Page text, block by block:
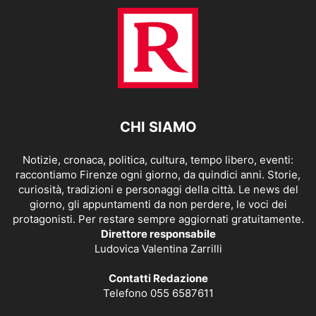
CHI SIAMO
Notizie, cronaca, politica, cultura, tempo libero, eventi:
raccontiamo Firenze ogni giorno, da quindici anni. Storie,
curiosità, tradizioni e personaggi della città. Le news del
giorno, gli appuntamenti da non perdere, le voci dei
protagonisti. Per restare sempre aggiornati gratuitamente.
Direttore responsabile
Ludovica Valentina Zarrilli
Contatti Redazione
Telefono 055 6587611